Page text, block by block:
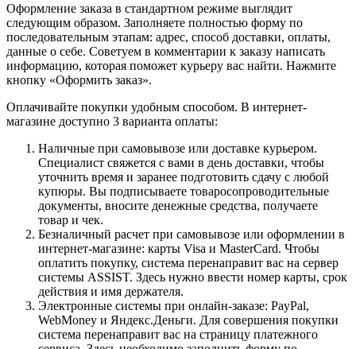
Оформление заказа в стандартном режиме выглядит
следующим образом. Заполняете полностью форму по
последовательным этапам: адрес, способ доставки, оплаты,
данные о себе. Советуем в комментарии к заказу написать
информацию, которая поможет курьеру вас найти. Нажмите
кнопку «Оформить заказ».
Оплачивайте покупки удобным способом. В интернет-
магазине доступно 3 варианта оплаты:
Наличные при самовывозе или доставке курьером.
Специалист свяжется с вами в день доставки, чтобы
уточнить время и заранее подготовить сдачу с любой
купюры. Вы подписываете товаросопроводительные
документы, вносите денежные средства, получаете
товар и чек.
Безналичный расчет при самовывозе или оформлении в
интернет-магазине: карты Visa и MasterCard. Чтобы
оплатить покупку, система перенаправит вас на сервер
системы ASSIST. Здесь нужно ввести номер карты, срок
действия и имя держателя.
Электронные системы при онлайн-заказе: PayPal,
WebMoney и Яндекс.Деньги. Для совершения покупки
система перенаправит вас на страницу платежного